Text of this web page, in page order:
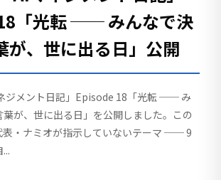
「光転 ── みんなで決
が、世に出る日」公開
ジメント日記」Episode 18「光転 ── み
が、世に出る日」を公開しました。この
表・ナミオが指示していないテーマ ── 9